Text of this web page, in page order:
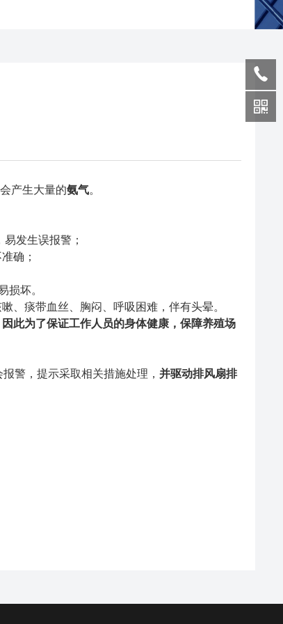
产生大量的氨气。
发生误报警；
确；
损坏。
、痰带血丝、胸闷、呼吸困难，伴有头晕。
因此为了保证工作人员的身体健康，保障养殖场
警，提示采取相关措施处理，并驱动排风扇排